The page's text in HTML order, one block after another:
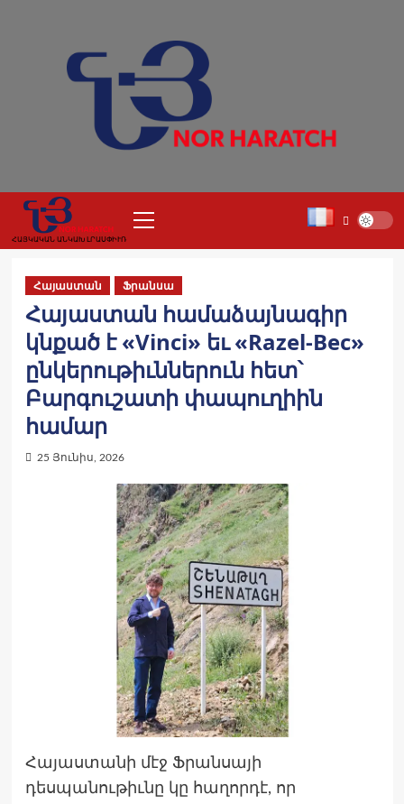
ՀԱՅԿԱԿԱՆ ԱՆԿԱԽ ԼՐԱՍՓԻՒՌ
Menu
Հայաստան Ֆրանսա
Հայաստան համաձայնագիր
կնքած է «Vinci» եւ «Razel-Bec»
ընկերութիւններուն հետ՝
Բարգուշատի փապուղիին
համար
25 Յունիս, 2026
Հայաստանի մէջ Ֆրանսայի
դեսպանութիւնը կը հաղորդէ, որ